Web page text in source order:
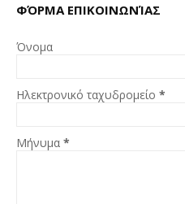
ΦΌΡΜΑ ΕΠΙΚΟΙΝΩΝΊΑΣ
Όνομα
Ηλεκτρονικό ταχυδρομείο *
Μήνυμα *